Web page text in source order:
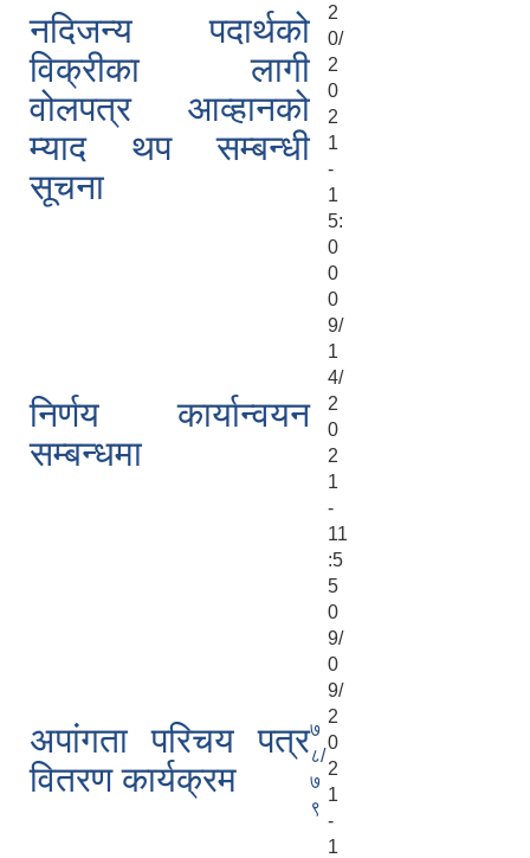
नदिजन्य पदार्थको
विक्रीका लागी
वोलपत्र आव्हानको
म्याद थप सम्बन्धी
सूचना
2
0/
2
0
2
1
-
1
5:
0
0
निर्णय कार्यान्वयन
सम्बन्धमा
0
9/
1
4/
2
0
2
1
-
11
:5
5
अपांगता परिचय पत्र
वितरण कार्यक्रम
७
८/
७
९
0
9/
0
9/
2
0
2
1
-
1